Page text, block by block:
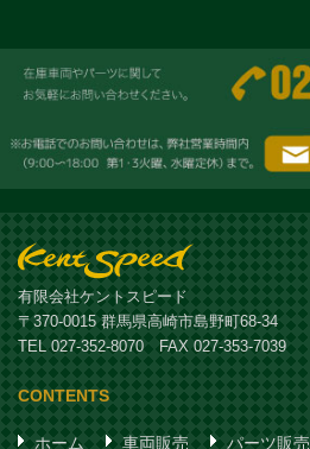
有限会社ケントスピード
〒370-0015 群馬県高崎市島野町68-34
TEL 027-352-8070 FAX 027-353-7039
CONTENTS
ホーム 車両販売 パーツ販売